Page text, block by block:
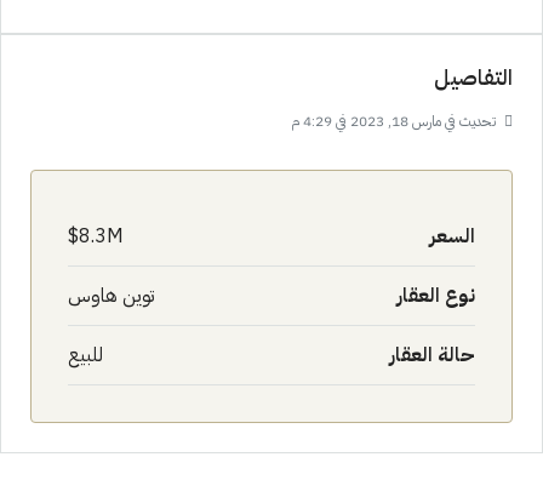
التفاصيل
تحديث في مارس 18, 2023 في 4:29 م
السعر 8.3M$
نوع العقار توين هاوس
حالة العقار للبيع